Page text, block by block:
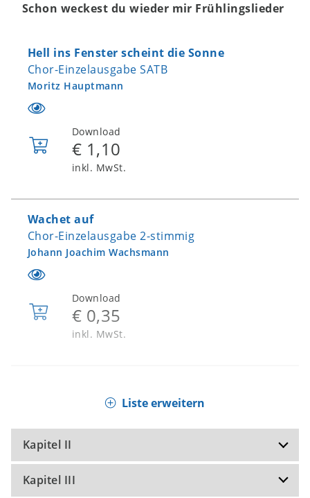
Schon weckest du wieder mir Frühlingslieder
Hell ins Fenster scheint die Sonne
Chor-Einzelausgabe SATB
Moritz Hauptmann
€ 1,10
inkl. MwSt.
Download
Wachet auf
Chor-Einzelausgabe 2-stimmig
Johann Joachim Wachsmann
€ 0,35
inkl. MwSt.
Download
Chor-Einzelausgabe SATB
€ 1,50
Download
In
Liste erweitern
Kapitel II
Da fliegt ein Sommerfaden über Land
Kapitel III